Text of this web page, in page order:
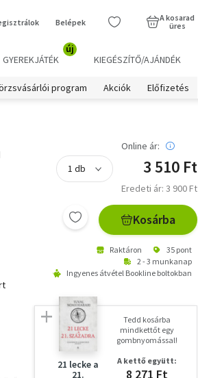
Belépek
A kosarad
üres
GYEREKJÁTÉK
új
KIEGÉSZÍTŐ/AJÁNDÉK
program Akciók Előfizetés
Online ár:
3 510 Ft
Eredeti ár: 3 900 Ft
Kosárba
Raktáron
35 pont
2 - 3 munkanap
Ingyenes átvétel Bookline boltokban
21 lecke a
21.
Tedd kosárba
mindkettőt egy
gombnyomással!
A kettő együtt:
8 271 Ft